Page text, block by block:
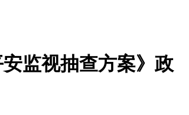
安监视抽查方案》政